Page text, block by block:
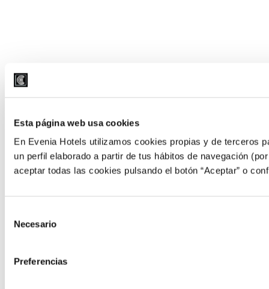
Esta página web usa cookies
En Evenia Hotels utilizamos cookies propias y de terceros
un perfil elaborado a partir de tus hábitos de navegación
aceptar todas las cookies pulsando el botón “Aceptar” o
Necesario
Preferencias